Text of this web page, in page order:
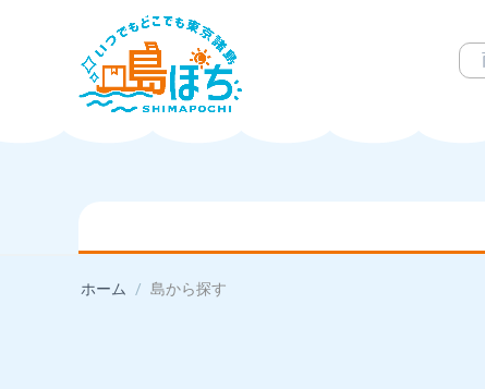
ホーム / 島から探す